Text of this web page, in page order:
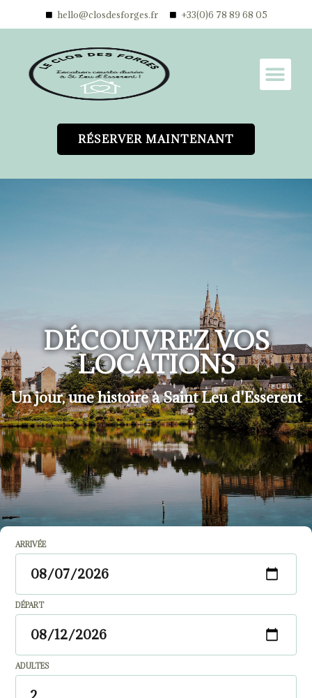
hello@closdesforges.fr +33(0)6 78 89 68 05
RÉSERVER MAINTENANT
DÉCOUVREZ VOS
LOCATIONS
Un jour, une histoire à Saint Leu d'Esserent
ARRIVÉE
DÉPART
ADULTES